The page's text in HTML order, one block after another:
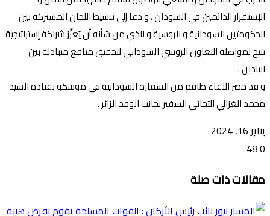
الإستقرار الدائمين في السودان ، و دعا إلى تنشيط اللجان المشتركة بين
الحكومتين السودانية و الروسية و الذي من شأنه أن يُعزِّز شراكة إستراتيجية
تتيح لمواصلة التعاون الروسي السوداني لتحقيق منافع متبادلة بين
البلدين .
و قد حضر اللقاء طاقم من السفارة السودانية في موسكو بقيادة السيد
محمد الغزالي التجاني السفير بجانب الوفد الزائر .
يناير 16, 2024
0
عبر
البريد
مقالات ذات صلة